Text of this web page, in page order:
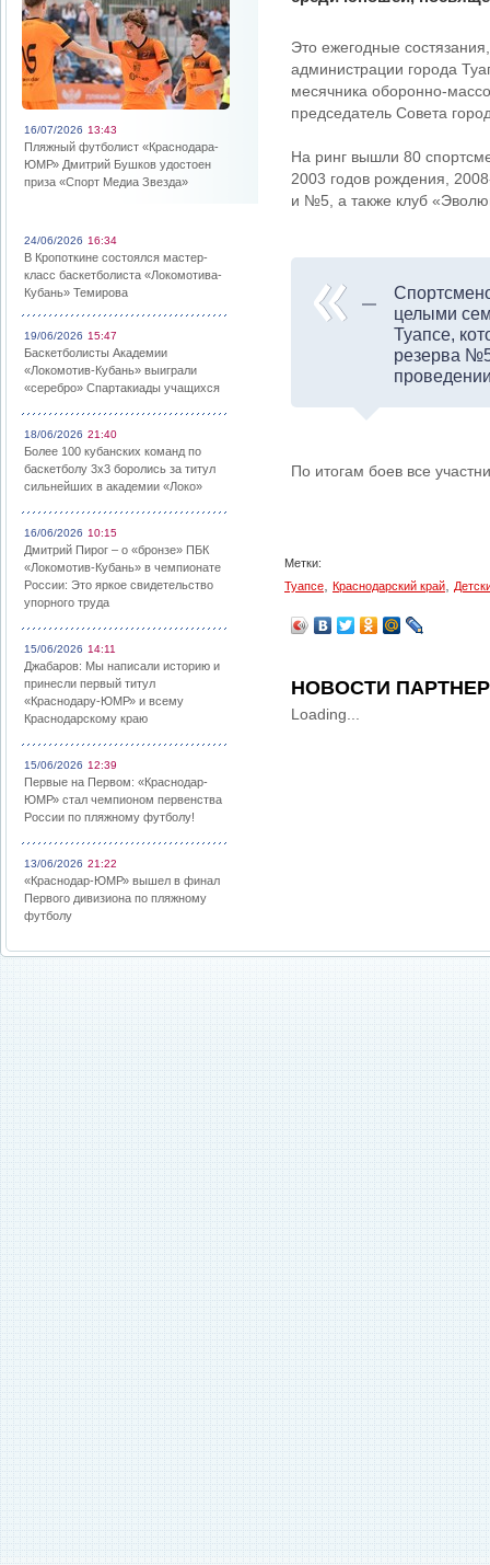
16/07/2026 13:43
Пляжный футболист «Краснодара-
ЮМР» Дмитрий Бушков удостоен
приза «Спорт Медиа Звезда»
24/06/2026 16:34
В Кропоткине состоялся мастер-
класс баскетболиста «Локомотива-
Кубань» Темирова
19/06/2026 15:47
Баскетболисты Академии
«Локомотив-Кубань» выиграли
«серебро» Спартакиады учащихся
18/06/2026 21:40
Более 100 кубанских команд по
баскетболу 3х3 боролись за титул
сильнейших в академии «Локо»
16/06/2026 10:15
Дмитрий Пирог – о «бронзе» ПБК
«Локомотив-Кубань» в чемпионате
России: Это яркое свидетельство
упорного труда
15/06/2026 14:11
Джабаров: Мы написали историю и
принесли первый титул
«Краснодару-ЮМР» и всему
Краснодарскому краю
15/06/2026 12:39
Первые на Первом: «Краснодар-
ЮМР» стал чемпионом первенства
России по пляжному футболу!
13/06/2026 21:22
«Краснодар-ЮМР» вышел в финал
Первого дивизиона по пляжному
футболу
Это ежегодные
администрации города
месячника оборонно-
председатель Совета
На ринг вышли 80
2003 годов рождения,
и №5, а также клуб
целыми
Туапсе,
резерва
По итогам боев все
Метки:
Туапсе
Краснодарский край
НОВОСТИ
Loading...